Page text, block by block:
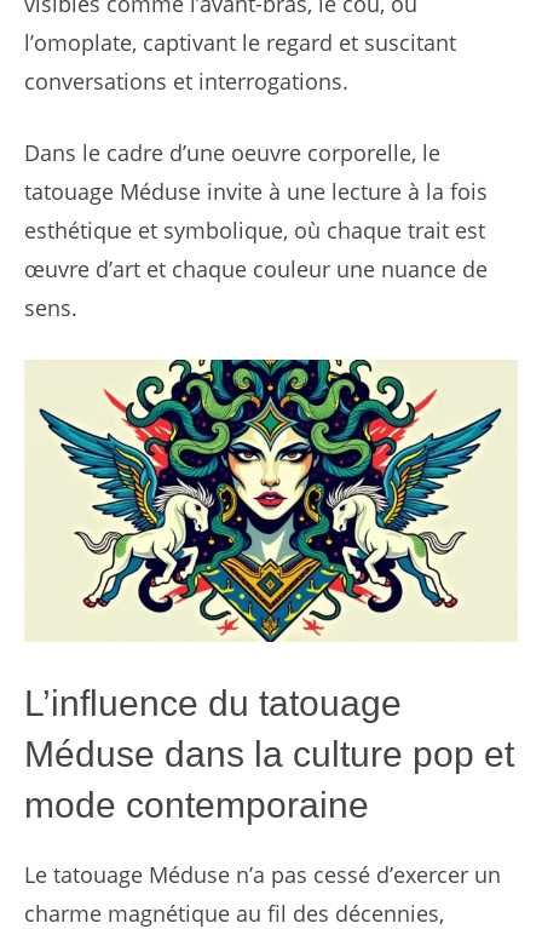
l’omoplate, captivant le regard et suscitant
conversations et interrogations.
Dans le cadre d’une oeuvre corporelle, le
tatouage Méduse invite à une lecture à la fois
esthétique et symbolique, où chaque trait est
œuvre d’art et chaque couleur une nuance de
sens.
L’influence du tatouage
Méduse dans la culture pop et
mode contemporaine
Le tatouage Méduse n’a pas cessé d’exercer un
charme magnétique au fil des décennies,